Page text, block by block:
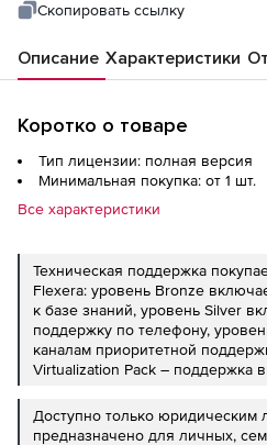
Скопировать ссылку
Описание Характеристики
Коротко о товаре
Тип лицензии: полная версия
Минимальная покупка: от 1 шт.
Все характеристики
Техническая поддержка
Flexera: уровень Bronze
к базе знаний, уровень Silver
поддержку по телефону,
каналам приоритетной
Virtualization Pack – поддержка
Доступно только
предназначено для личных,